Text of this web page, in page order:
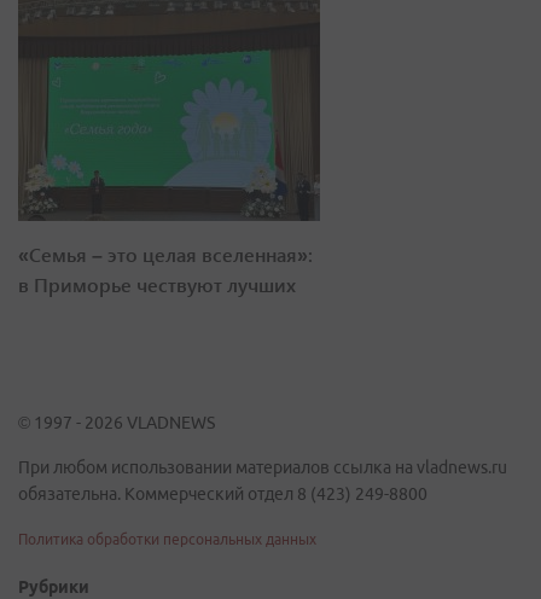
«Семья – это целая вселенная»:
в Приморье чествуют лучших
© 1997 - 2026 VLADNEWS
При любом использовании материалов ссылка на vladnews.ru
обязательна. Коммерческий отдел 8 (423) 249-8800
Политика обработки персональных данных
Рубрики